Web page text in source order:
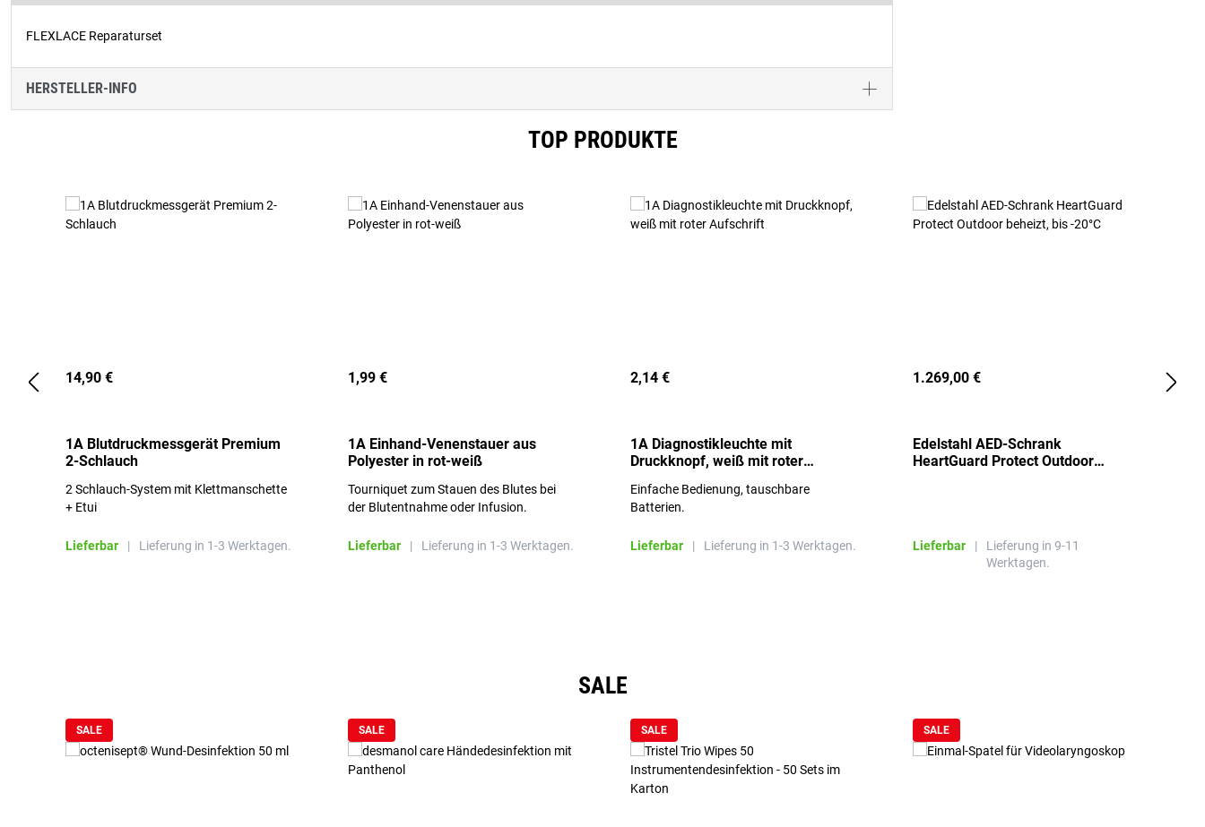
FLEXLACE Reparaturset
HERSTELLER-INFO
TOP PRODUKTE
14,90 €
1A Blutdruckmessgerät Premium
2-Schlauch
2 Schlauch-System mit Klettmanschette
+ Etui
Lieferbar | Lieferung in 1-3 Werktagen.
1,99 €
1A Einhand-Venenstauer aus
Polyester in rot-weiß
Tourniquet zum Stauen des Blutes bei
der Blutentnahme oder Infusion.
Lieferbar | Lieferung in 1-3 Werktagen.
2,14 €
1A Diagnostikleuchte mit
Druckknopf, weiß mit roter
Einfache Bedienung, tauschbare
Batterien.
Lieferbar | Lieferung in 1-3 Werktagen.
1.269,00 €
Edelstahl AED-Schrank
HeartGuard Protect Outdoor
Lieferbar |
Lieferung in 9-11
Werktagen.
SALE
SALE SALE SALE SALE